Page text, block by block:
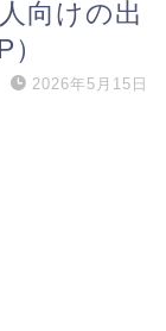
向けの出
2026年5月15日